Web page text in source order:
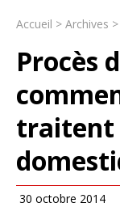
Accueil > Archives >
Procès
traitent
30 octobre 2014